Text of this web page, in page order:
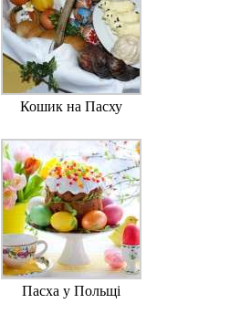
Кошик на Пасху
Пасха у Польщі